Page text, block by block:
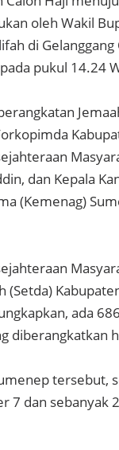
oleh Wakil
di Gelanggang
pukul 14.24
dan Kepala
(Kemenag)
(Setda)
ada
diberangkatkan
tersebut,
7 dan sebanyak